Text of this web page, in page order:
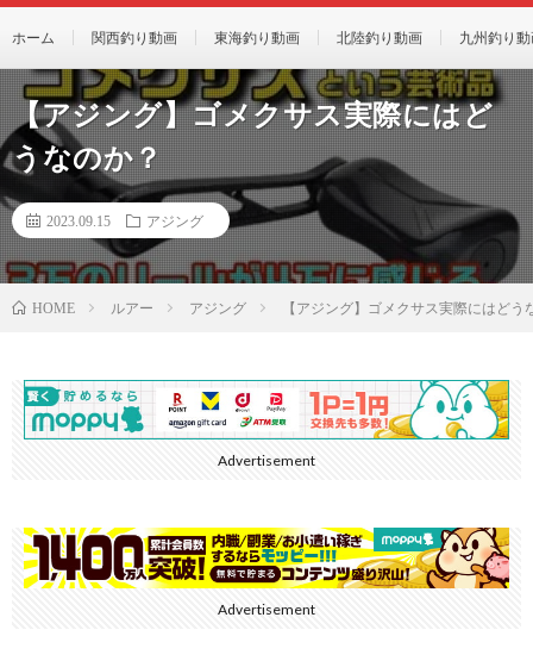
ホーム 関西釣り動画 東海釣り動画 北陸釣り動画 九州釣り
【アジング】ゴメクサス実際にはど
うなのか？
2023.09.15 アジング
HOME ルアー アジング 【アジング】ゴメクサス実際にはどう
Advertisement
Advertisement